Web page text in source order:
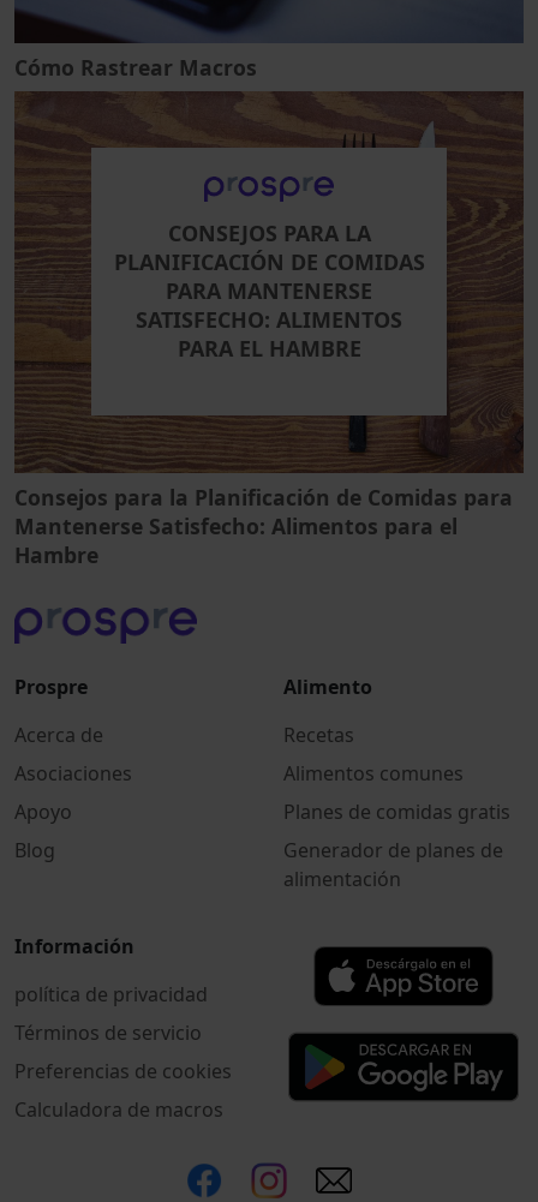
Cómo Rastrear Macros
CONSEJOS PARA LA
PLANIFICACIÓN DE COMIDAS
PARA MANTENERSE
SATISFECHO: ALIMENTOS
PARA EL HAMBRE
Consejos para la Planificación de Comidas para
Mantenerse Satisfecho: Alimentos para el
Hambre
Prospre
Acerca de
Asociaciones
Apoyo
Blog
Alimento
Recetas
Alimentos comunes
Planes de comidas gratis
Generador de planes de
alimentación
Información
política de privacidad
Términos de servicio
Preferencias de cookies
Calculadora de macros